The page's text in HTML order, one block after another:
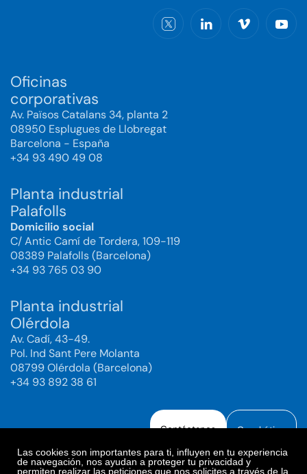
Las cookies son importantes para ti, influyen en tu experiencia
de navegación, nos ayudan a proteger tu privacidad y
permiten realizar las peticiones que nos solicites a través de la
Oficinas
corporativas
Av. Països Catalans 34, planta 2
08950 Esplugues de Llobregat
Barcelona - España
+34 93 490 49 08
Planta industrial
Palafolls
Domicilio social
C/ Antic Camí de Tordera, 109-119
08389 Palafolls (Barcelona)
+34 93 765 03 90
Planta industrial
Olérdola
Av. Cadí, 43-49.
Pol. Ind Sant Pere Molanta
08799 Olérdola (Barcelona)
+34 93 892 38 61
Contáctanos Canal ético